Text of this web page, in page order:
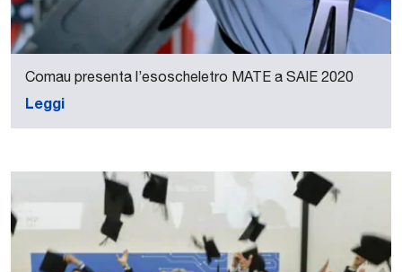
Comau presenta l’esoscheletro MATE a SAIE 2020
Leggi